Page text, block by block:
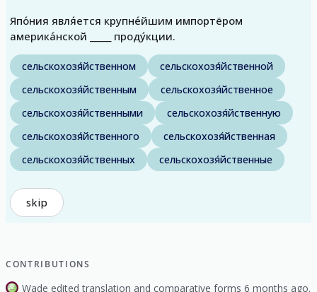
Япо́ния явля́ется крупне́йшим импортёром
америка́нской _____ проду́кции.
сельскохозя́йственном
сельскохозя́йственной
сельскохозя́йственным
сельскохозя́йственное
сельскохозя́йственными
сельскохозя́йственную
сельскохозя́йственного
сельскохозя́йственная
сельскохозя́йственных
сельскохозя́йственные
skip
CONTRIBUTIONS
Wade edited translation and comparative forms 6 months ago.